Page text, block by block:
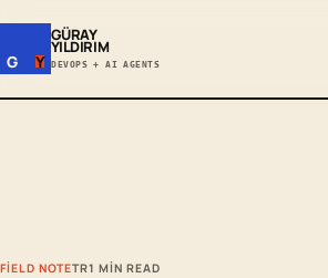
G Y
GÜRAY
YILDIRIM
DEVOPS + AI AGENTS
FIELD NOTETR1 MIN READ